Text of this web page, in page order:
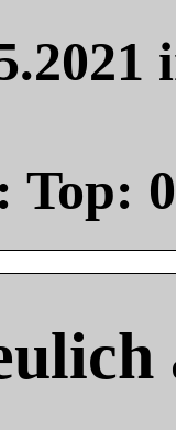
Top: 0